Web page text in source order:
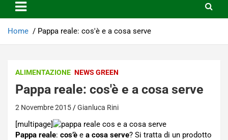
Home Pappa reale: cos'è e a cosa serve
ALIMENTAZIONE NEWS GREEN
Pappa reale: cos'è e a cosa serve
2 Novembre 2015 Gianluca Rini
[multipage]
Pappa reale: cos’è e a cosa serve? Si tratta di un prodotto